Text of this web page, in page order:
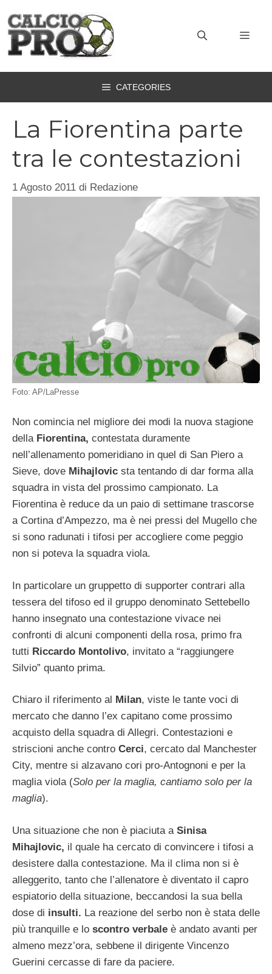
contenuto
CATEGORIES
La Fiorentina parte
tra le contestazioni
1 Agosto 2011 di Redazione
Foto: AP/LaPresse
Non comincia nel migliore dei modi la nuova stagione
della Fiorentina, contestata duramente
nell’allenamento pomeridiano in quel di San Piero a
Sieve, dove Mihajlovic sta tentando di dar forma alla
squadra in vista del prossimo campionato. La
Fiorentina è reduce da un paio di settimane trascorse
a Cortina d’Ampezzo, ma è nei pressi del Mugello che
si sono radunati i tifosi per accogliere come peggio
non si poteva la squadra viola.
In particolare un gruppetto di supporter contrari alla
tessera del tifoso ed il gruppo denominato Settebello
hanno insegnato una contestazione vivace nei
confronti di alcuni componenti della rosa, primo fra
tutti Riccardo Montolivo, invitato a “raggiungere
Silvio” quanto prima.
Chiaro il riferimento al Milan, viste le tante voci di
mercato che danno l’ex capitano come prossimo
acquisto della squadra di Allegri. Contestazioni e
striscioni anche contro Cerci, cercato dal Manchester
City, mentre si alzavano cori pro-Antognoni e per la
maglia viola (Solo per la maglia, cantiamo solo per la
maglia).
Una situazione che non è piaciuta a Sinisa
Mihajlovic, il quale ha cercato di convincere i tifosi a
desistere dalla contestazione. Ma il clima non si è
alleggerito, tanto che l’allenatore è diventato il capro
espiatorio della situazione, beccandosi la sua bella
dose di insulti. La reazione del serbo non è stata delle
più tranquille e lo scontro verbale è andato avanti per
almeno mezz’ora, sebbene il dirigente Vincenzo
Guerini cercasse di fare da paciere.